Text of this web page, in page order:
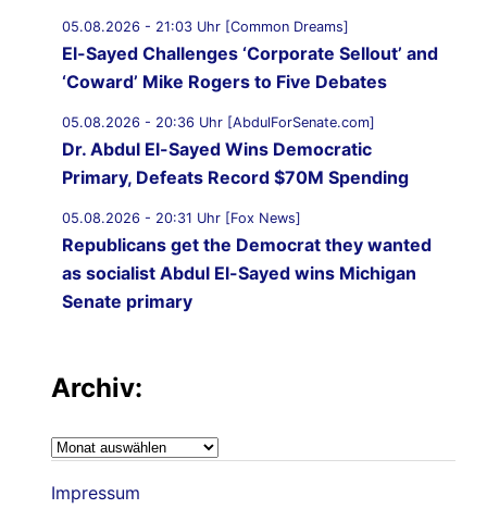
05.08.2026 - 21:03 Uhr [Common Dreams]
El-Sayed Challenges ‘Corporate Sellout’ and
‘Coward’ Mike Rogers to Five Debates
05.08.2026 - 20:36 Uhr [AbdulForSenate.com]
Dr. Abdul El-Sayed Wins Democratic
Primary, Defeats Record $70M Spending
05.08.2026 - 20:31 Uhr [Fox News]
Republicans get the Democrat they wanted
as socialist Abdul El-Sayed wins Michigan
Senate primary
verge of being finalised’: Iran’s deputy
05.08.2026 - 19:43 Uhr [Middle East Eye]
US not directly updating Israel on talks with
Archiv:
Archiv:
Impressum